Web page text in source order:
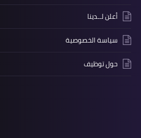
أعلن لــدينا
سياسة الخصوصية
حول توظيف